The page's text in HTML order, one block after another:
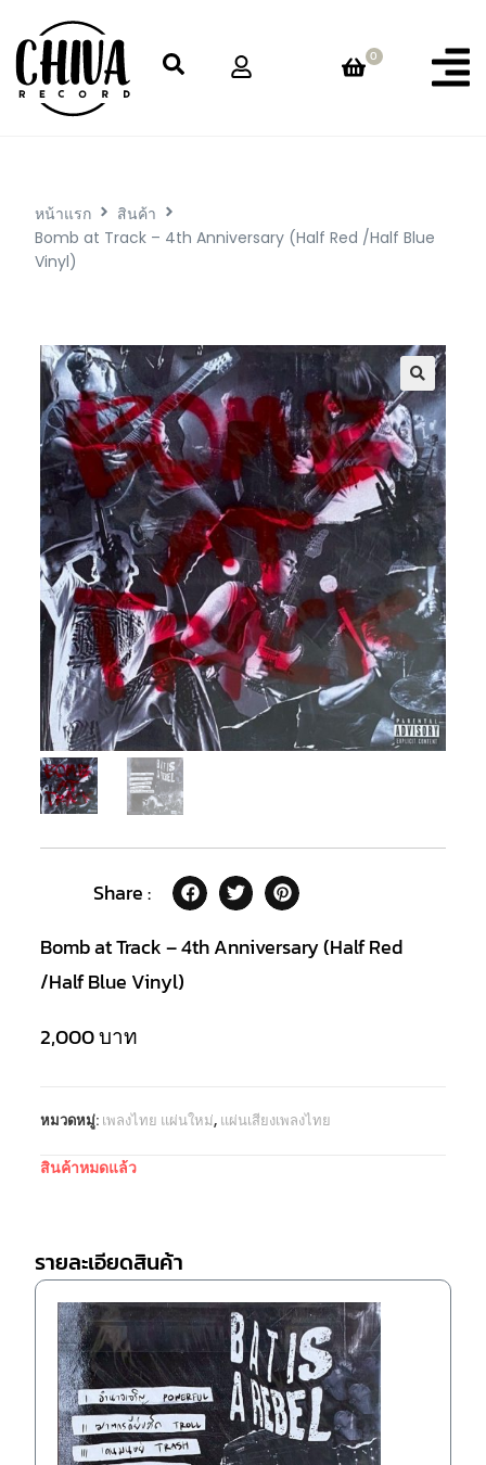
0
หน้าแรก
สินค้า
Bomb at Track – 4th Anniversary (Half Red /Half Blue
Vinyl)
Share :
Bomb at Track – 4th Anniversary (Half Red
/Half Blue Vinyl)
2,000บาท
หมวดหมู่: เพลงไทย แผ่นใหม่, แผ่นเสียงเพลงไทย
สินค้าหมดแล้ว
รายละเอียดสินค้า